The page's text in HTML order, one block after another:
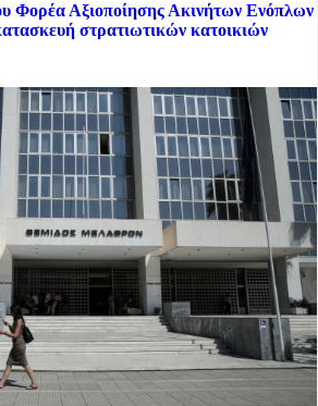
Φορέα Αξιοποίησης Ακινήτων Ενόπλων
στρατιωτικών κατοικιών